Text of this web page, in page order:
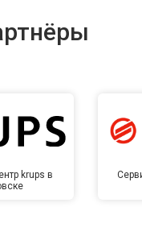
krups в